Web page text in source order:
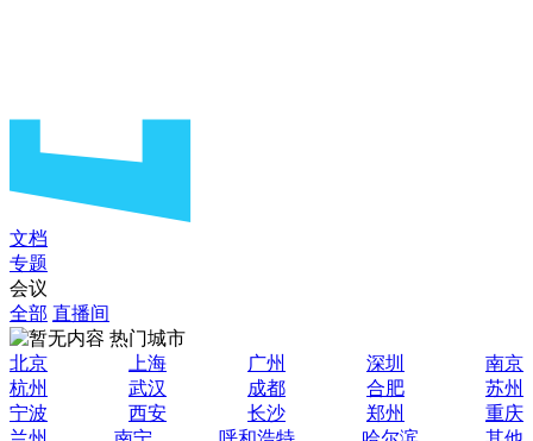
文档
专题
会议
全部 直播间
热门城市
北京
上海 广州 深圳
南京
杭州
武汉 成都 合肥
苏州
宁波
西安 长沙 郑州
重庆